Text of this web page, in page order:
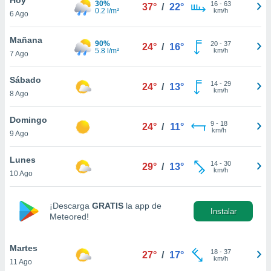
en
más
nuestra
de
aceptar
de
6 Ago
30%
0.2 l/m²
37° / 22° 16- 63
km/h
Mañana
7 Ago
90%
5.8 l/m²
24° / 16° 20- 37
km/h
Sábado
8 Ago
24° / 13° 14- 29
km/h
Domingo
9 Ago
24° / 11° 9- 18
km/h
Lunes
10 Ago
29° / 13° 14- 30
km/h
¡Descarga GRATIS la app de
Meteored!
Instalar
Martes
11 Ago
27° / 17° 18- 37
km/h